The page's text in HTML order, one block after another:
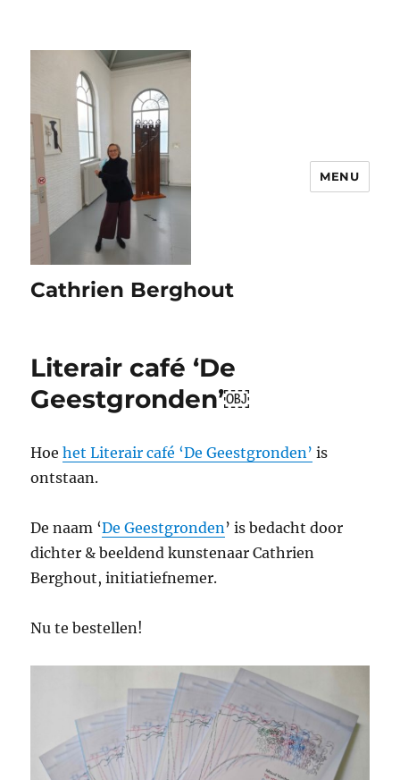
Cathrien Berghout
MENU
Literair café ‘De
Geestgronden’￼
Hoehet Literair café ‘De Geestgronden’ is
ontstaan.
De naam ‘De Geestgronden’ is bedacht door
dichter & beeldend kunstenaar Cathrien
Berghout, initiatiefnemer.
Nu te bestellen!